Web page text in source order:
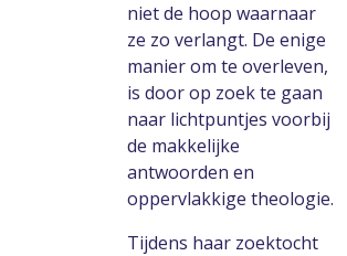
niet de hoop waarnaar
ze zo verlangt. De enige
manier om te overleven,
is door op zoek te gaan
naar lichtpuntjes voorbij
de makkelijke
antwoorden en
oppervlakkige theologie.
Tijdens haar zoektocht